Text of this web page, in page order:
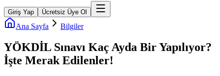
Giriş Yap Ücretsiz Üye Ol
Ana Sayfa Bilgiler
YÖKDİL Sınavı Kaç Ayda Bir Yapılıyor?
İşte Merak Edilenler!